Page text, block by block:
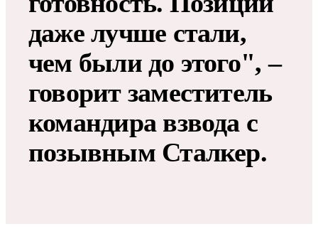
даже лучше стали,
чем были до этого", –
говорит заместитель
командира взвода с
позывным Сталкер.